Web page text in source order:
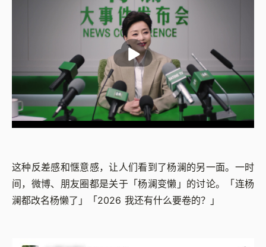
这种反差感和惬意感，让人们看到了杨澜的另一面。一时
间，微博、朋友圈都是关于「杨澜变懒」的讨论。「连杨
澜都改名杨懒了」「2026 我还有什么要卷的？」